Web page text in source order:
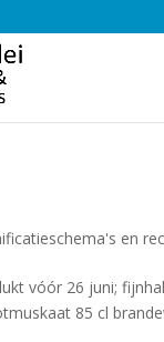
en
vóór 26 juni;
85 cl